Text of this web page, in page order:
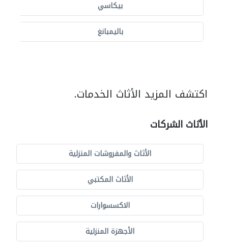
بيكاسي
باليمبانغ
اكتشف المزيد الأثاث الخدمات.
الأثاث الشركات
الأثاث والمفروشات المنزلية
الأثاث المكتبي
الاكسسوارات
الأجهزة المنزلية